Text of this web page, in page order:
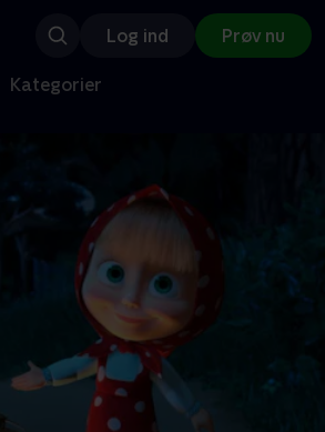
Log ind Prøv nu
Kategorier